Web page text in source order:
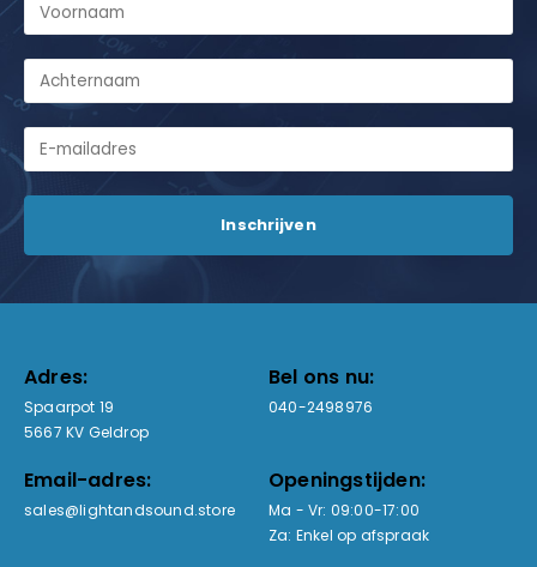
Adres:
Spaarpot 19
5667 KV Geldrop
Bel ons nu:
040-2498976
Email-adres:
sales@lightandsound.store
Openingstijden:
Ma - Vr: 09:00-17:00
Za: Enkel op afspraak